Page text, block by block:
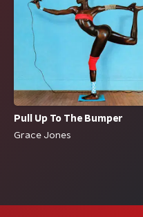
Pull Up To The Bumper
Grace Jones